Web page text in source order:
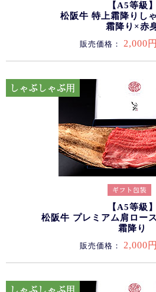
【A5等級】
松阪牛 特上霜降りし
霜降り×赤
販売価格： 2,000円
【A5等級】
松阪牛 プレミアム肩ロー
霜降り
販売価格： 2,000円